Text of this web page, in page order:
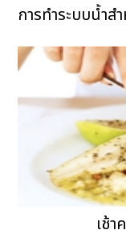
การทำระบบน้ำ
เช้